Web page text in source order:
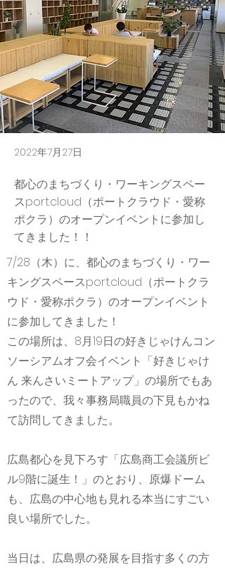
2022年7月27日
都心のまちづくり・ワーキングスペー
スport.cloud（ポートクラウド・愛称
ポクラ）のオープンイベントに参加し
てきました！！
7/28（木）に、都心のまちづくり・ワー
キングスペースport.cloud（ポートクラ
ウド・愛称ポクラ）のオープンイベント
に参加してきました！
この場所は、8月19日の好きじゃけんコン
ソーシアムオフ会イベント「好きじゃけ
ん 来んさいミートアップ」の場所でもあ
ったので、我々事務局職員の下見もかね
て訪問してきました。
広島都心を見下ろす「広島商工会議所ビ
ル9階に誕生！」のとおり、原爆ドーム
も、広島の中心地も見れる本当にすごい
良い場所でした。
当日は、広島県の発展を目指す多くの方